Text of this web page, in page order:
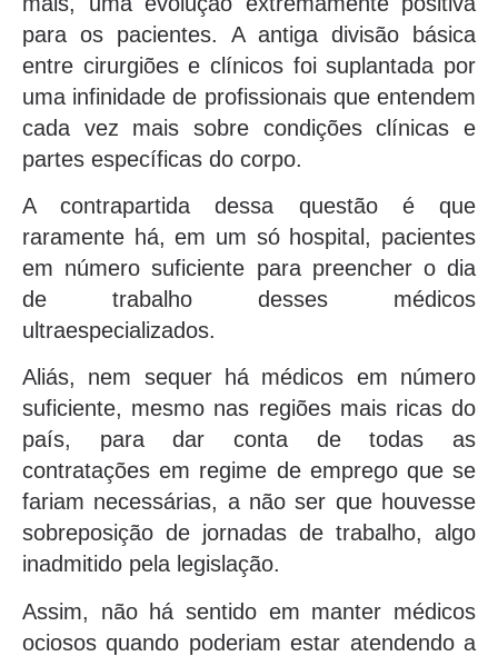
para os pacientes. A antiga divisão básica
entre cirurgiões e clínicos foi suplantada por
uma infinidade de profissionais que entendem
cada vez mais sobre condições clínicas e
partes específicas do corpo.
A contrapartida dessa questão é que
raramente há, em um só hospital, pacientes
em número suficiente para preencher o dia
de trabalho desses médicos
ultraespecializados.
Aliás, nem sequer há médicos em número
suficiente, mesmo nas regiões mais ricas do
país, para dar conta de todas as
contratações em regime de emprego que se
fariam necessárias, a não ser que houvesse
sobreposição de jornadas de trabalho, algo
inadmitido pela legislação.
Assim, não há sentido em manter médicos
ociosos quando poderiam estar atendendo a